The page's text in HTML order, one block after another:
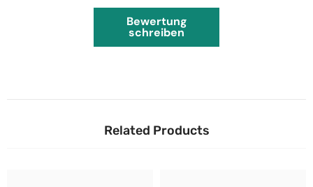
Bewertung
schreiben
Related Products